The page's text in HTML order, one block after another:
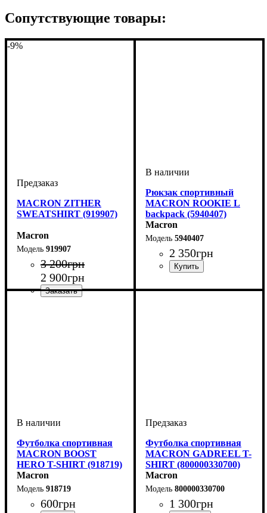
Сопутствующие товары:
-9%
MACRON ZITHER
SWEATSHIRT (919907)
Macron
919907
3 200грн
2 900грн
Рюкзак спортивный
MACRON ROOKIE L
backpack (5940407)
Macron
5940407
2 350грн
Футболка спортивная
MACRON BOOST
HERO T-SHIRT (918719)
Macron
918719
600грн
Футболка спортивная
MACRON GADREEL T-
SHIRT (800000330700)
Macron
800000330700
1 300грн